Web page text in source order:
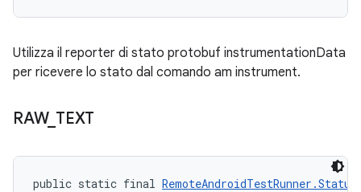
Utilizza il reporter di stato protobuf instrumentationData
per ricevere lo stato dal comando am instrument.
RAW_ TEXT
public static final